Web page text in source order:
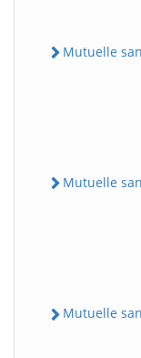
Mutuelle
Mutuelle
Mutuelle